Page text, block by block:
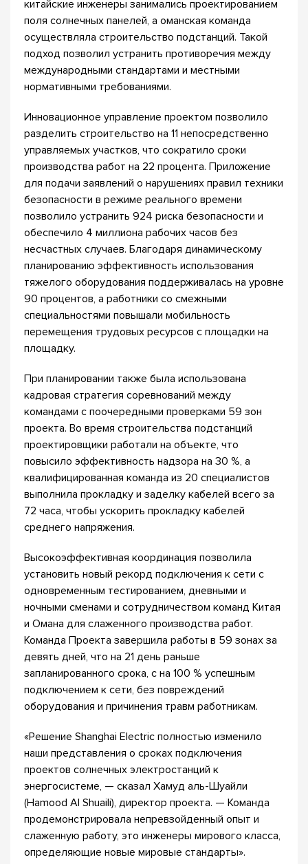
китайские инженеры занимались проектированием
поля солнечных панелей, а оманская команда
осуществляла строительство подстанций. Такой
подход позволил устранить противоречия между
международными стандартами и местными
нормативными требованиями.
Инновационное управление проектом позволило
разделить строительство на 11 непосредственно
управляемых участков, что сократило сроки
производства работ на 22 процента. Приложение
для подачи заявлений о нарушениях правил техники
безопасности в режиме реального времени
позволило устранить 924 риска безопасности и
обеспечило 4 миллиона рабочих часов без
несчастных случаев. Благодаря динамическому
планированию эффективность использования
тяжелого оборудования поддерживалась на уровне
90 процентов, а работники со смежными
специальностями повышали мобильность
перемещения трудовых ресурсов с площадки на
площадку.
При планировании также была использована
кадровая стратегия соревнований между
командами с поочередными проверками 59 зон
проекта. Во время строительства подстанций
проектировщики работали на объекте, что
повысило эффективность надзора на 30 %, а
квалифицированная команда из 20 специалистов
выполнила прокладку и заделку кабелей всего за
72 часа, чтобы ускорить прокладку кабелей
среднего напряжения.
Высокоэффективная координация позволила
установить новый рекорд подключения к сети с
одновременным тестированием, дневными и
ночными сменами и сотрудничеством команд Китая
и Омана для слаженного производства работ.
Команда Проекта завершила работы в 59 зонах за
девять дней, что на 21 день раньше
запланированного срока, с на 100 % успешным
подключением к сети, без повреждений
оборудования и причинения травм работникам.
«Решение Shanghai Electric полностью изменило
наши представления о сроках подключения
проектов солнечных электростанций к
энергосистеме, — сказал Хамуд аль-Шуайли
(Hamood Al Shuaili), директор проекта. — Команда
продемонстрировала непревзойденный опыт и
слаженную работу, это инженеры мирового класса,
определяющие новые мировые стандарты».